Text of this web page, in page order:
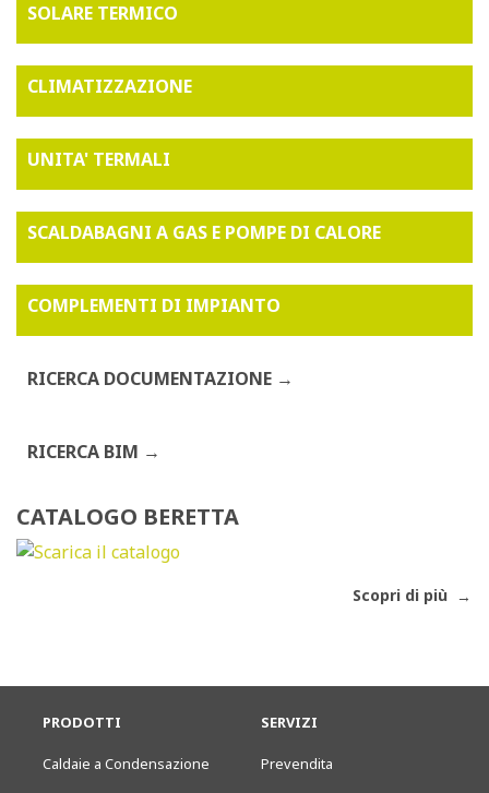
SOLARE TERMICO
CLIMATIZZAZIONE
UNITA' TERMALI
SCALDABAGNI A GAS E POMPE DI CALORE
COMPLEMENTI DI IMPIANTO
RICERCA DOCUMENTAZIONE
RICERCA BIM
CATALOGO BERETTA
Scopri di più
PRODOTTI
Caldaie a Condensazione
SERVIZI
Prevendita